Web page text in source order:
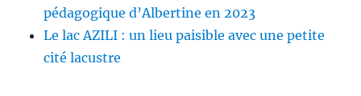
pédagogique d’Albertine en 2023
Le lac AZILI : un lieu paisible avec une petite
cité lacustre